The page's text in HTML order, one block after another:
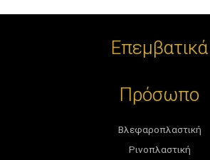
Επεμβατικά
Πρόσωπο
Βλεφαροπλαστική
Ρινοπλαστική